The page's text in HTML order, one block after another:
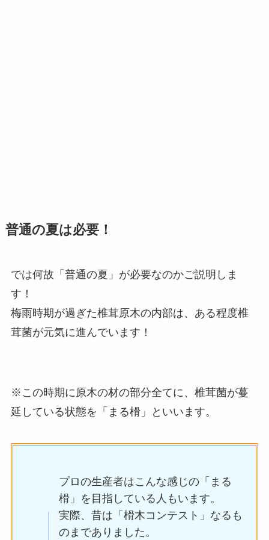
普通の夏は必要！
では何故「普通の夏」が必要なのかご説明しま
す！
梅雨時期が過ぎた椎茸原木の内部は、ある程度椎
茸菌が元気に進んでいます！
※この時期に原木の材の部分全てに、椎茸菌が蔓
延している状態を「まる榾」といいます。
プロの生産者はこんな感じの「まる
榾」を目指している人もいます。
実際、昔は「榾木コンテスト」なるも
のまでありました。